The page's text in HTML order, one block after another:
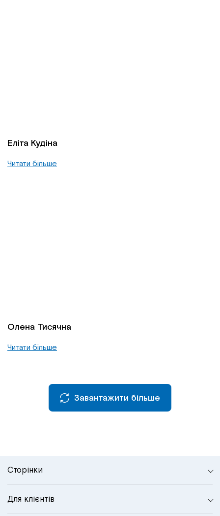
Еліта Кудіна
Читати більше
Олена Тисячна
Читати більше
Завантажити більше
Сторінки
Для клієнтів